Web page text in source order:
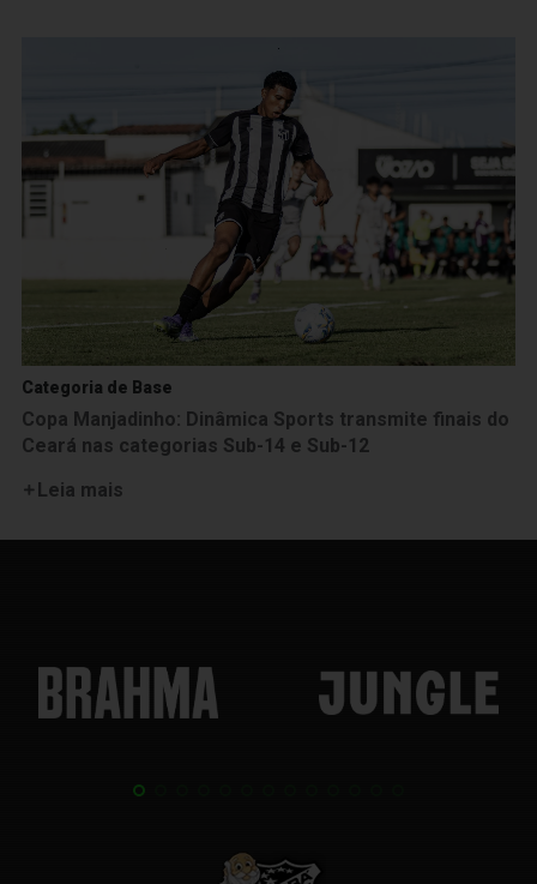
Categoria de Base
Copa Manjadinho: Dinâmica Sports transmite finais do
Ceará nas categorias Sub-14 e Sub-12
Leia mais